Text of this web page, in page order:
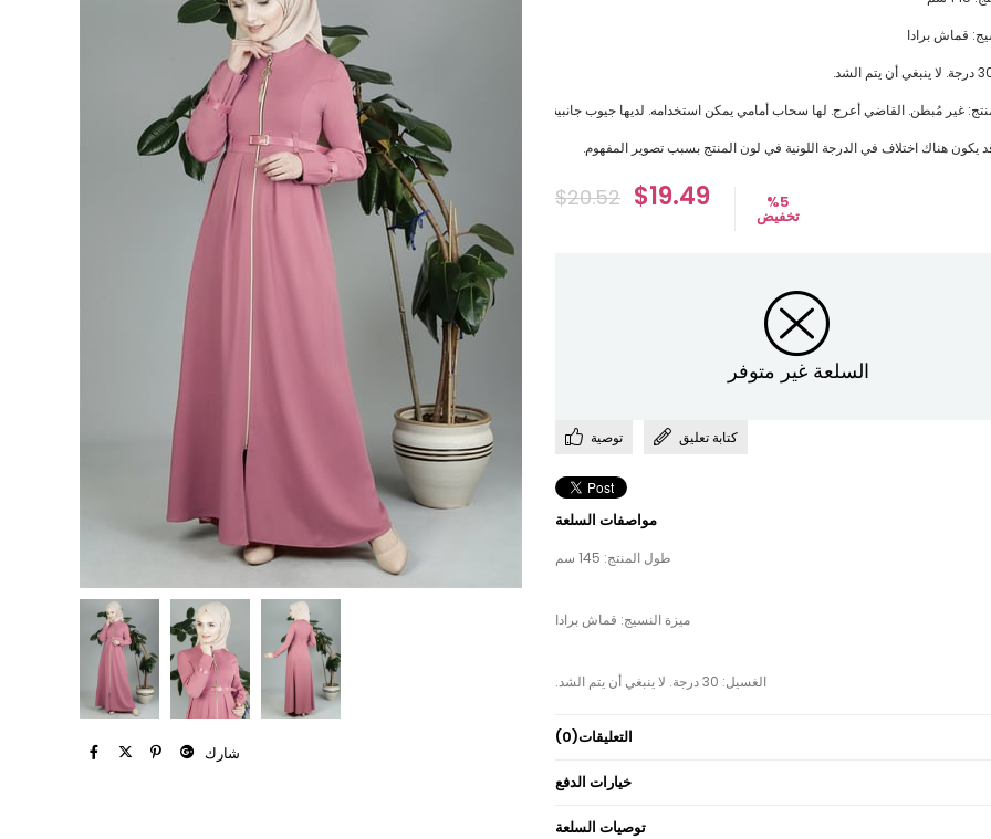
شارك
يكون هناك اختلاف في الدرجة اللونية في لون المنتج بسبب تصوير المفهوم.
$20.52 $19.49 %5
تخفيض
السلعة غير متوفر
توصية كتابة تعليق
مواصفات السلعة
التعليقات(0)
خيارات الدفع
توصيات السلعة